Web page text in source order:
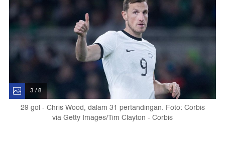
3 / 8
29 gol - Chris Wood, dalam 31 pertandingan. Foto: Corbis
via Getty Images/Tim Clayton - Corbis